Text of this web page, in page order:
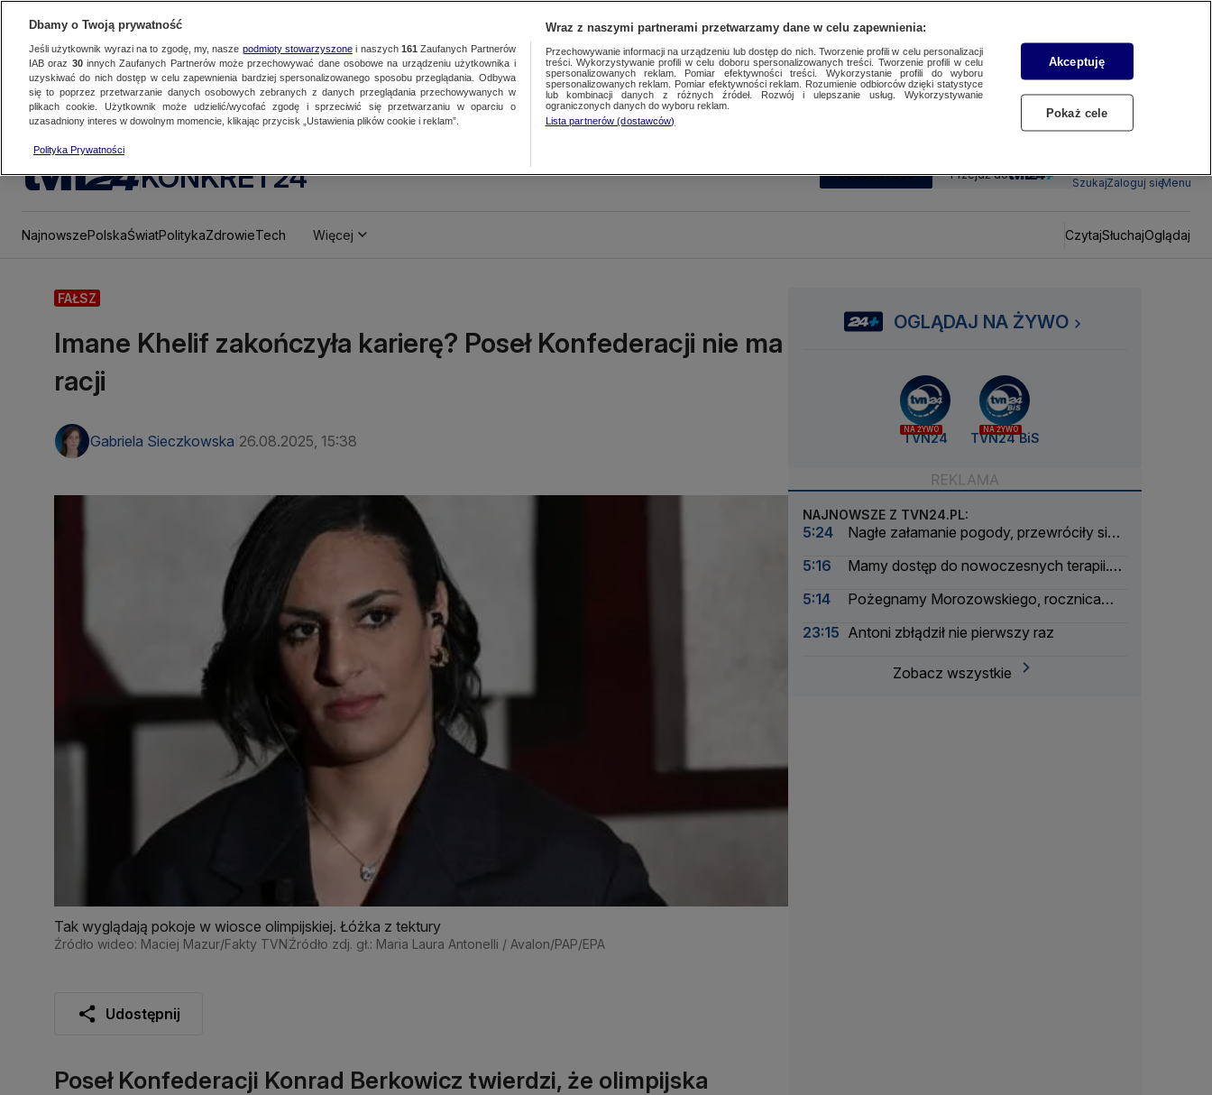
KONKRET24 SUBSKRYBUJ Przejdź do
SzukajZaloguj sięMenu
NajnowszePolskaŚwiatPolitykaZdrowieTech Więcej CzytajSłuchajOglądaj
FAŁSZ
Imane Khelif zakończyła karierę? Poseł Konfederacji nie ma
racji
Gabriela Sieczkowska 26.08.2025, 15:38
Tak wyglądają pokoje w wiosce olimpijskiej. Łóżka z tektury
Źródło wideo: Maciej Mazur/Fakty TVNŹródło zdj. gł.: Maria Laura Antonelli / Avalon/PAP/EPA
Udostępnij
Poseł Konfederacji Konrad Berkowicz twierdzi, że olimpijska
OGLĄDAJ NA ŻYWO
NA ŻYWO
TVN24
NA ŻYWO
TVN24 BiS
NAJNOWSZE Z TVN24.PL:
5:24
Nagłe załamanie pogody, przewróciły się
5:16
Mamy dostęp do nowoczesnych terapii.
5:14
Pożegnamy Morozowskiego, rocznica
23:15 Antoni zbłądził nie pierwszy raz
Zobacz wszystkie
Dbamy o Twoją prywatność
Jeśli użytkownik wyrazi na to zgodę, my, nasze podmioty stowarzyszonei naszych 161 Zaufanych Partnerów
IAB oraz 30innych Zaufanych Partnerów może przechowywać dane osobowe na urządzeniu użytkownika i
uzyskiwać do nich dostęp w celu zapewnienia bardziej spersonalizowanego sposobu przeglądania. Odbywa
się to poprzez przetwarzanie danych osobowych zebranych z danych przeglądania przechowywanych w
plikach cookie. Użytkownik może udzielić/wycofać zgodę i sprzeciwić się przetwarzaniu w oparciu o
uzasadniony interes w dowolnym momencie, klikając przycisk „Ustawienia plików cookie i reklam”.
Polityka Prywatności
Wraz z naszymi partnerami przetwarzamy dane w celu zapewnienia:
Przechowywanie informacji na urządzeniu lub dostęp do nich. Tworzenie profili w celu personalizacji
treści. Wykorzystywanie profili w celu doboru spersonalizowanych treści. Tworzenie profili w celu
spersonalizowanych reklam. Pomiar efektywności treści. Wykorzystanie profili do wyboru
spersonalizowanych reklam. Pomiar efektywności reklam. Rozumienie odbiorców dzięki statystyce
lub kombinacji danych z różnych źródeł. Rozwój i ulepszanie usług. Wykorzystywanie
ograniczonych danych do wyboru reklam.
Lista partnerów (dostawców)
Akceptuję
Pokaż cele